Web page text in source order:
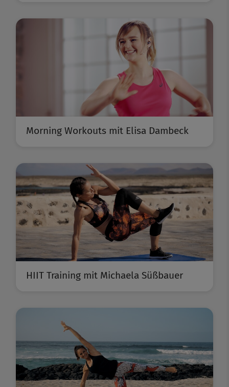
Morning Workouts mit Elisa Dambeck
HIIT Training mit Michaela Süßbauer